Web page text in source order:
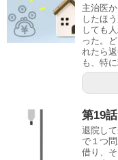
主治医
したほ
しても
った。
れたら
も、特
第19
退院し
で１つ
借り、